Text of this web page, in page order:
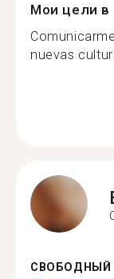
Мои цели в
nuevas
СВОБОДНЫЙ